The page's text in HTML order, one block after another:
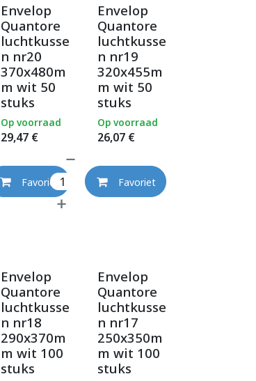
Envelop
Quantore
luchtkusse
n nr20
370x480m
m wit 50
stuks
29,47€
Op voorraad
Favoriet
Envelop
Quantore
luchtkusse
n nr19
320x455m
m wit 50
stuks
26,07€
Op voorraad
Favoriet
Envelop
Quantore
luchtkusse
n nr18
290x370m
m wit 100
stuks
Envelop
Quantore
luchtkusse
n nr17
250x350m
m wit 100
stuks